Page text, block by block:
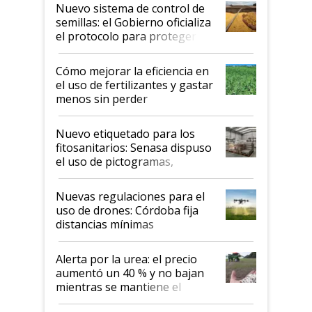
Nuevo sistema de control de
semillas: el Gobierno oficializa
el protocolo para proteger la
propiedad intelectual
Cómo mejorar la eficiencia en
el uso de fertilizantes y gastar
menos sin perder
productividad en la campaña
fina
Nuevo etiquetado para los
fitosanitarios: Senasa dispuso
el uso de pictogramas,
palabras de advertencia e
indicaciones
Nuevas regulaciones para el
uso de drones: Córdoba fija
distancias mínimas
Alerta por la urea: el precio
aumentó un 40 % y no bajan
mientras se mantiene el
conflicto en Medio Oriente